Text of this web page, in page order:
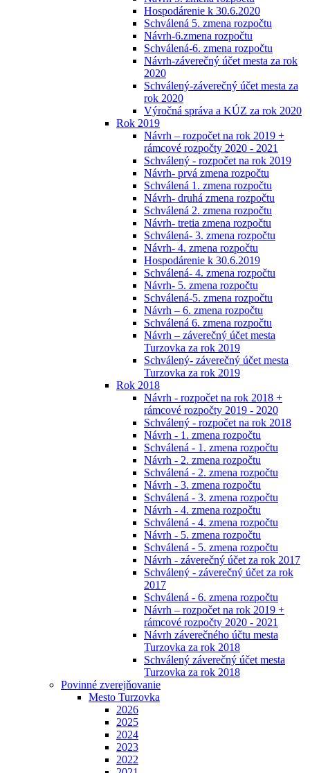
Hospodárenie k 30.6.2020
Schválená 5. zmena rozpočtu
Návrh-6.zmena rozpočtu
Schválená-6. zmena rozpočtu
Návrh-záverečný účet mesta za rok
2020
Schválený-záverečný účet mesta za
rok 2020
Výročná správa a KÚZ za rok 2020
Rok 2019
Návrh – rozpočet na rok 2019 +
rámcové rozpočty 2020 - 2021
Schválený - rozpočet na rok 2019
Návrh- prvá zmena rozpočtu
Schválená 1. zmena rozpočtu
Návrh- druhá zmena rozpočtu
Schválená 2. zmena rozpočtu
Návrh- tretia zmena rozpočtu
Schválená- 3. zmena rozpočtu
Návrh- 4. zmena rozpočtu
Hospodárenie k 30.6.2019
Schválená- 4. zmena rozpočtu
Návrh- 5. zmena rozpočtu
Schválená-5. zmena rozpočtu
Návrh – 6. zmena rozpočtu
Schválená 6. zmena rozpočtu
Návrh – záverečný účet mesta
Turzovka za rok 2019
Schválený- záverečný účet mesta
Turzovka za rok 2019
Rok 2018
Návrh - rozpočet na rok 2018 +
rámcové rozpočty 2019 - 2020
Schválený - rozpočet na rok 2018
Návrh - 1. zmena rozpočtu
Schválená - 1. zmena rozpočtu
Návrh - 2. zmena rozpočtu
Schválená - 2. zmena rozpočtu
Návrh - 3. zmena rozpočtu
Schválená - 3. zmena rozpočtu
Návrh - 4. zmena rozpočtu
Schválená - 4. zmena rozpočtu
Návrh - 5. zmena rozpočtu
Schválená - 5. zmena rozpočtu
Návrh - záverečný účet za rok 2017
Schválený - záverečný účet za rok
2017
Schválená - 6. zmena rozpočtu
Návrh – rozpočet na rok 2019 +
rámcové rozpočty 2020 - 2021
Návrh záverečného účtu mesta
Turzovka za rok 2018
Schválený záverečný účet mesta
Turzovka za rok 2018
Povinné zverejňovanie
Mesto Turzovka
2026
2025
2024
2023
2022